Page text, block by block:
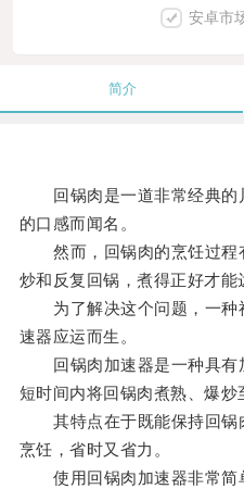
安卓市
简介
回锅肉是一道非常经典的
的口感而闻名。
然而，回锅肉的烹饪过程
炒和反复回锅，煮得正好才能
为了解决这个问题，一种
速器应运而生。
回锅肉加速器是一种具有
短时间内将回锅肉煮熟、爆炒
其特点在于既能保持回锅
烹饪，省时又省力。
使用回锅肉加速器非常简